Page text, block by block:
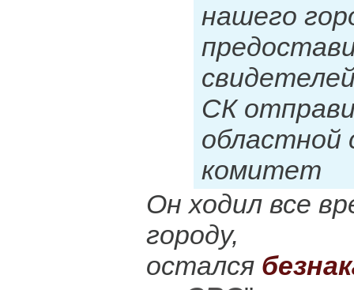
нашего
СК
областной
комитет
Он ходил все
городу,
остался